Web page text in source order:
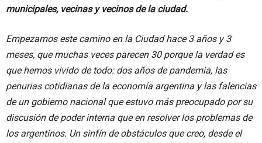
municipales, vecinas y vecinos de la ciudad.
Empezamos este camino en la Ciudad hace 3 años y 3
meses, que muchas veces parecen 30 porque la verdad es
que hemos vivido de todo: dos años de pandemia, las
penurias cotidianas de la economía argentina y las falencias
de un gobierno nacional que estuvo más preocupado por su
discusión de poder interna que en resolver los problemas de
los argentinos. Un sinfín de obstáculos que creo, desde el